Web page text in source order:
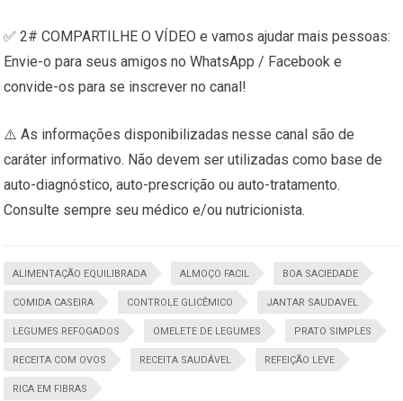
✅ 2# COMPARTILHE O VÍDEO e vamos ajudar mais pessoas:
Envie-o para seus amigos no WhatsApp / Facebook e
convide-os para se inscrever no canal!
⚠️ As informações disponibilizadas nesse canal são de
caráter informativo. Não devem ser utilizadas como base de
auto-diagnóstico, auto-prescrição ou auto-tratamento.
Consulte sempre seu médico e/ou nutricionista.
ALIMENTAÇÃO EQUILIBRADA ALMOÇO FACIL BOA SACIEDADE
COMIDA CASEIRA CONTROLE GLICÊMICO JANTAR SAUDAVEL
LEGUMES REFOGADOS OMELETE DE LEGUMES PRATO SIMPLES
RECEITA COM OVOS RECEITA SAUDÁVEL REFEIÇÃO LEVE
RICA EM FIBRAS